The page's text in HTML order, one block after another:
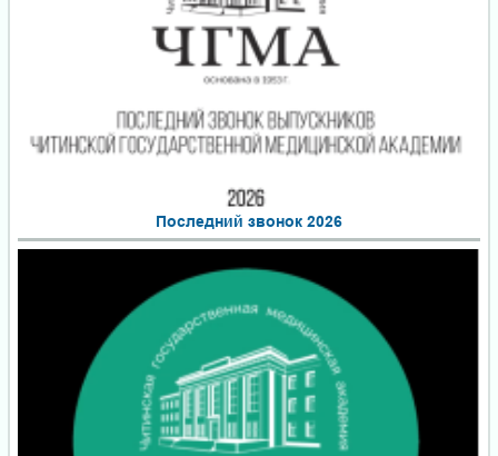
Последний звонок 2026